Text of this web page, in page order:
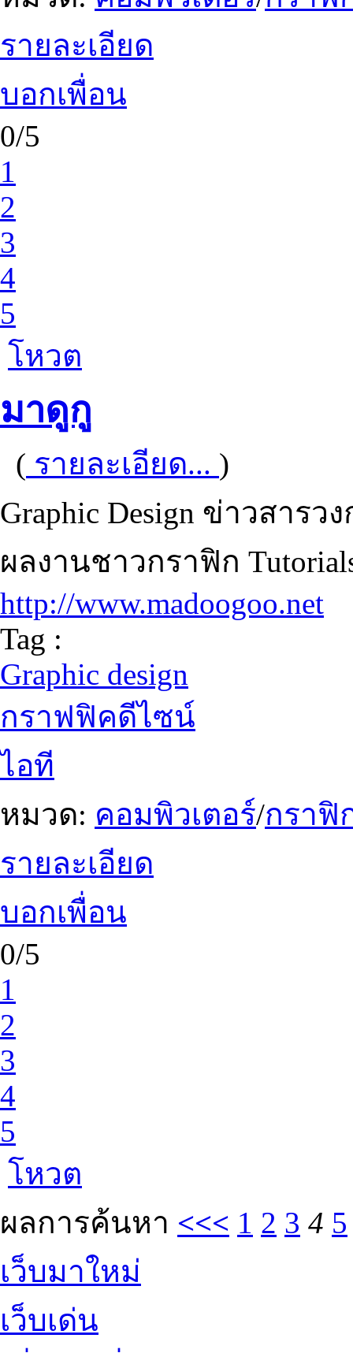
รายละเอียด
บอกเพื่อน
0/5
1
2
3
4
5
โหวต
มาดูกู
( รายละเอียด... )
Graphic Design ข่าวสาร
ผลงานชาวกราฟิก
http://www.madoogoo.net
Tag :
Graphic design
กราฟฟิคดีไซน์
ไอที
หมวด: คอมพิวเตอร์/กราฟิ
รายละเอียด
บอกเพื่อน
0/5
1
2
3
4
5
โหวต
ผลการค้นหา <<< 1 2 3 4 5
เว็บมาใหม่
เว็บเด่น